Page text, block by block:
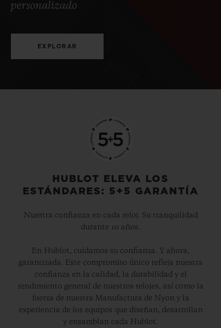
personalizado
EXPLORAR
HUBLOT ELEVA LOS
ESTÁNDARES: 5+5 GARANTÍA
Nuestra confianza en cada reloj. Su tranquilidad
durante 10 años.
En Hublot, cuidamos su confianza. Y ahora,
garantizada. Este compromiso único refleja nuestra
confianza en la calidad, la durabilidad y el
rendimiento general de nuestros relojes, así como la
fuerza de nuestra Manufactura de Nyon y la
experiencia de los equipos que diseñan, desarrollan
y ensamblan cada Hublot.